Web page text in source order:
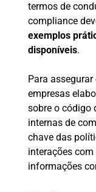
termos de
compliance
exemplos
disponíveis.
Para
empresas
sobre o código
internas de
chave das
interações
informações